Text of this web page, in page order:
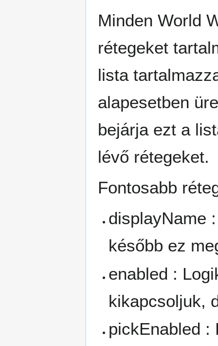
Minden World
rétegeket
lista
alapesetben
bejárja ezt a
lévő rétegeket.
Fontosabb
displayName
később ez
enabled :
kikapcsoljuk,
pickEnabled :